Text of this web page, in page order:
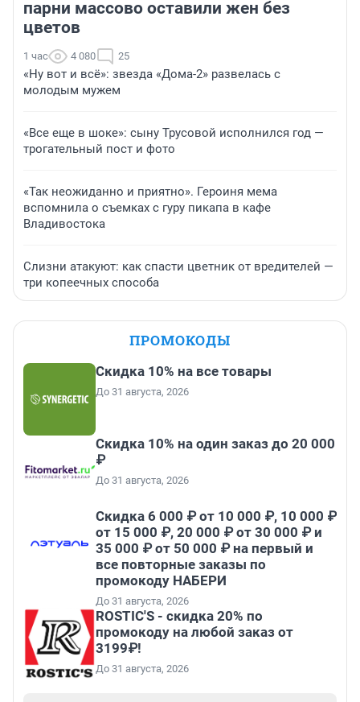
парни массово оставили жен без
цветов
1 час 4 080 25
«Ну вот и всё»: звезда «Дома-2» развелась с
молодым мужем
«Все еще в шоке»: сыну Трусовой исполнился год —
трогательный пост и фото
«Так неожиданно и приятно». Героиня мема
вспомнила о съемках с гуру пикапа в кафе
Владивостока
Слизни атакуют: как спасти цветник от вредителей —
три копеечных способа
ПРОМОКОДЫ
Скидка 10% на все товары
До 31 августа, 2026
Скидка 10% на один заказ до 20 000
₽
До 31 августа, 2026
Скидка 6 000 ₽ от 10 000 ₽, 10 000 ₽
от 15 000 ₽, 20 000 ₽ от 30 000 ₽ и
35 000 ₽ от 50 000 ₽ на первый и
все повторные заказы по
промокоду НАБЕРИ
До 31 августа, 2026
ROSTIC'S - скидка 20% по
промокоду на любой заказ от
3199₽!
До 31 августа, 2026